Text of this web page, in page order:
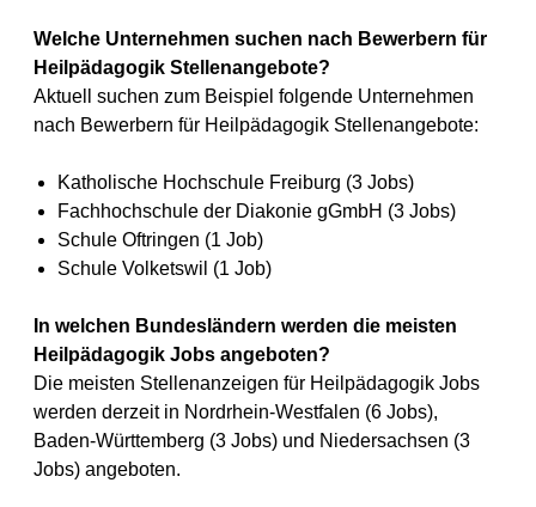
Welche Unternehmen suchen nach Bewerbern für
Heilpädagogik Stellenangebote?
Aktuell suchen zum Beispiel folgende Unternehmen
nach Bewerbern für Heilpädagogik Stellenangebote:
Katholische Hochschule Freiburg (3 Jobs)
Fachhochschule der Diakonie gGmbH (3 Jobs)
Schule Oftringen (1 Job)
Schule Volketswil (1 Job)
In welchen Bundesländern werden die meisten
Heilpädagogik Jobs angeboten?
Die meisten Stellenanzeigen für Heilpädagogik Jobs
werden derzeit in Nordrhein-Westfalen (6 Jobs),
Baden-Württemberg (3 Jobs) und Niedersachsen (3
Jobs) angeboten.